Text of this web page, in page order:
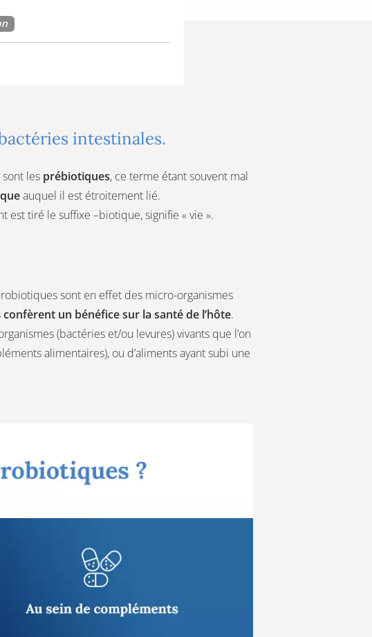
intestinales.
les prébiotiques, ce terme étant souvent mal
auquel il est étroitement lié.
est tiré le suffixe –biotique, signifie « vie ».
sont en effet des micro-organismes
confèrent un bénéfice sur la santé de l’hôte.
(bactéries et/ou levures) vivants que l’on
alimentaires), ou d’aliments ayant subi une